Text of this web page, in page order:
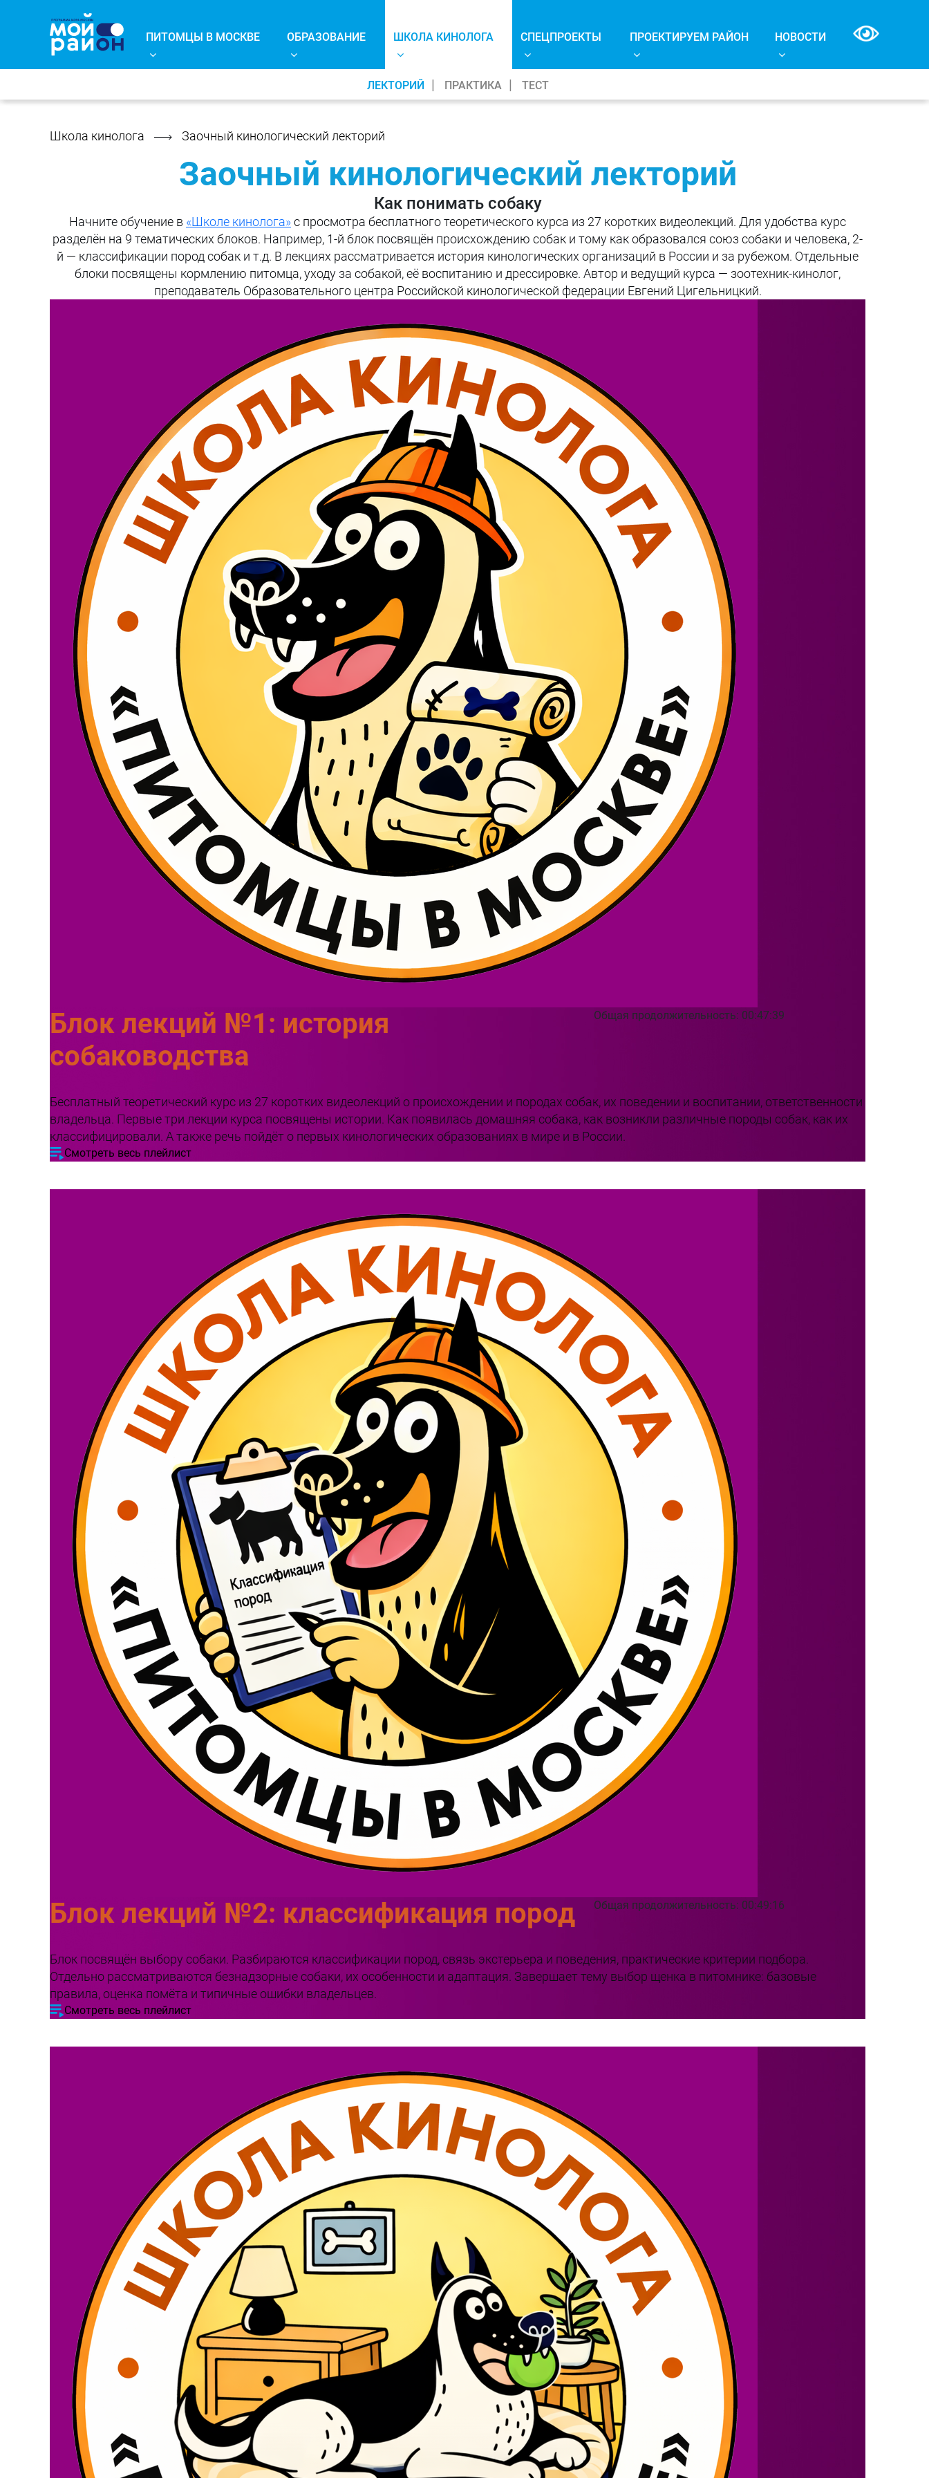
ПИТОМЦЫ В МОСКВЕ ОБРАЗОВАНИЕ ШКОЛА КИНОЛОГА
ЛЕКТОРИЙ ПРАКТИКА ТЕСТ
СПЕЦПРОЕКТЫ ПРОЕКТИРУЕМ РАЙОН НОВОСТИ
Школа кинолога Заочный кинологический лекторий
Заочный кинологический лекторий
Как понимать собаку
Начните обучение в «Школе кинолога»с просмотра бесплатного теоретического курса из 27 коротких видеолекций. Для удобства курс
разделён на 9 тематических блоков. Например, 1-й блок посвящён происхождению собак и тому как образовался союз собаки и человека, 2-
й — классификации пород собак и т.д. В лекциях рассматривается история кинологических организаций в России и за рубежом. Отдельные
блоки посвящены кормлению питомца, уходу за собакой, её воспитанию и дрессировке. Автор и ведущий курса — зоотехник-кинолог,
преподаватель Образовательного центра Российской кинологической федерации Евгений Цигельницкий.
Блок лекций №1: история
собаководства
Общая продолжительность: 00:47:39
Бесплатный теоретический курс из 27 коротких видеолекций о происхождении и породах собак, их поведении и воспитании, ответственности
владельца. Первые три лекции курса посвящены истории. Как появилась домашняя собака, как возникли различные породы собак, как их
классифицировали. А также речь пойдёт о первых кинологических образованиях в мире и в России.
Смотреть весь плейлист
Блок лекций №2: классификация пород Общая продолжительность: 00:49:16
Блок посвящён выбору собаки. Разбираются классификации пород, связь экстерьера и поведения, практические критерии подбора.
Отдельно рассматриваются безнадзорные собаки, их особенности и адаптация. Завершает тему выбор щенка в питомнике: базовые
правила, оценка помёта и типичные ошибки владельцев.
Смотреть весь плейлист